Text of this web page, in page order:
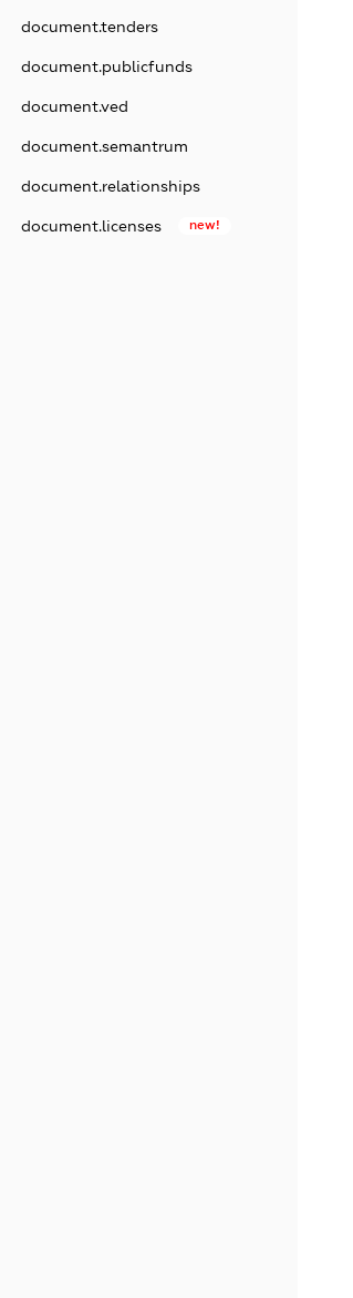
document.tenders
document.publicfunds
document.ved
document.semantrum
document.relationships
document.licenses new!